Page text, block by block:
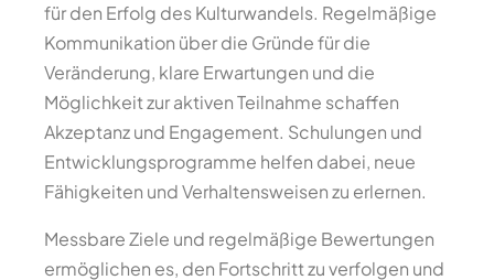
für den Erfolg des Kulturwandels. Regelmäßige
Kommunikation über die Gründe für die
Veränderung, klare Erwartungen und die
Möglichkeit zur aktiven Teilnahme schaffen
Akzeptanz und Engagement. Schulungen und
Entwicklungsprogramme helfen dabei, neue
Fähigkeiten und Verhaltensweisen zu erlernen.
Messbare Ziele und regelmäßige Bewertungen
ermöglichen es, den Fortschritt zu verfolgen und